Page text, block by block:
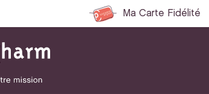
Ma Carte Fidélité